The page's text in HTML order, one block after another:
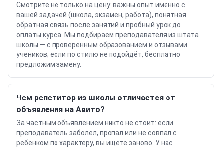
Смотрите не только на цену: важны опыт именно с
вашей задачей (школа, экзамен, работа), понятная
обратная связь после занятий и пробный урок до
оплаты курса. Мы подбираем преподавателя из штата
школы — с проверенным образованием и отзывами
учеников; если по стилю не подойдёт, бесплатно
предложим замену.
Чем репетитор из школы отличается от
объявления на Авито?
За частным объявлением никто не стоит: если
преподаватель заболел, пропал или не совпал с
ребёнком по характеру, вы ищете заново. У нас